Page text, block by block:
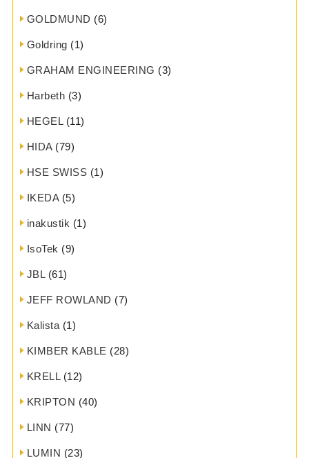
GOLDMUND (6)
Goldring (1)
GRAHAM ENGINEERING (3)
Harbeth (3)
HEGEL(11)
HIDA(79)
HSE SWISS (1)
IKEDA(5)
inakustik (1)
IsoTek (9)
JBL(61)
JEFF ROWLAND (7)
Kalista (1)
KIMBER KABLE (28)
KRELL(12)
KRIPTON (40)
LINN (77)
LUMIN (23)